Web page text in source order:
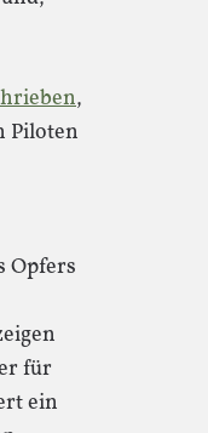
,
Piloten
Opfers
für
ein